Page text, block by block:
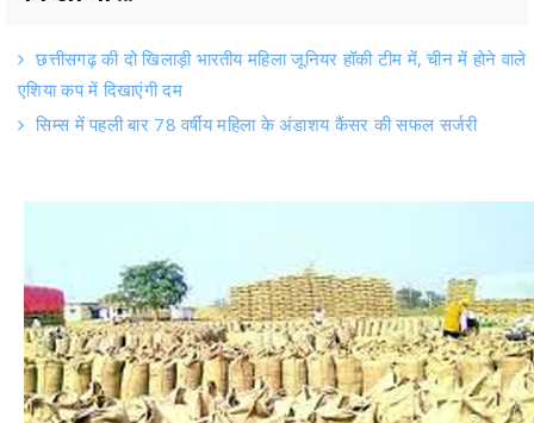
छत्तीसगढ़ की दो खिलाड़ी भारतीय महिला जूनियर हॉकी टीम में, चीन में होने वाले
एशिया कप में दिखाएंगी दम
सिम्स में पहली बार 78 वर्षीय महिला के अंडाशय कैंसर की सफल सर्जरी